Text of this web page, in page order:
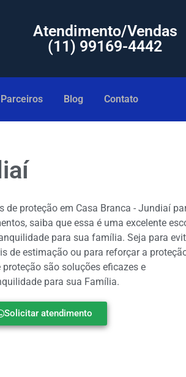
Atendimento/Vendas
(11) 99169-4442
Parceiros Blog Contato
de proteção em Casa Branca - Jundiaí
saiba que essa é uma excelente
para sua família. Seja para
de estimação ou para reforçar a
são soluções eficazes e
para sua Família.
Solicitar atendimento